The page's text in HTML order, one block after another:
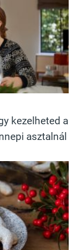
kezelheted a
asztalnál